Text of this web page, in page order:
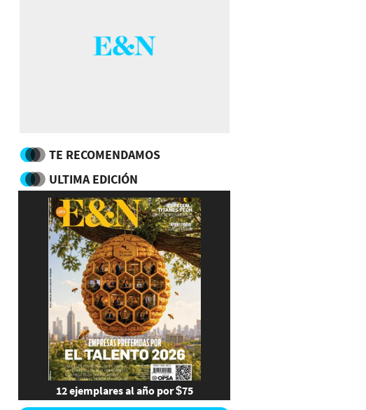
TE RECOMENDAMOS
ULTIMA EDICIÓN
12 ejemplares al año por $75